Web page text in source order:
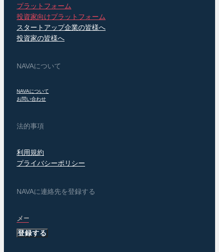
プラットフォーム
投資家向けプラットフォーム
スタートアップ企業の皆様へ
投資家の皆様へ
NAVAについて
NAVAについて
お問い合わせ
法的事項
利用規約
プライバシーポリシー
NAVAに連絡先を登録する
登録する